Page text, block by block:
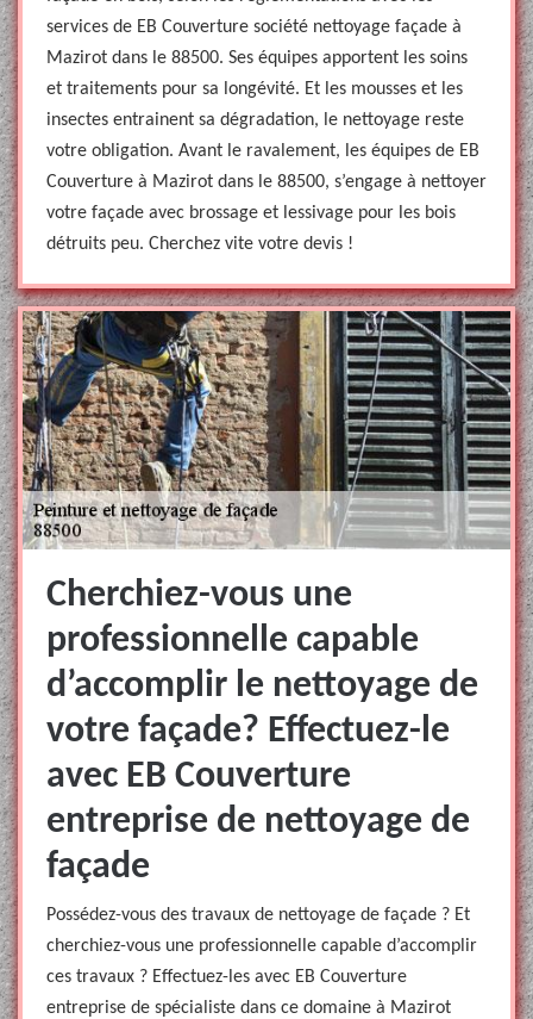
services de EB Couverture société nettoyage façade à
Mazirot dans le 88500. Ses équipes apportent les soins
et traitements pour sa longévité. Et les mousses et les
insectes entrainent sa dégradation, le nettoyage reste
votre obligation. Avant le ravalement, les équipes de EB
Couverture à Mazirot dans le 88500, s’engage à nettoyer
votre façade avec brossage et lessivage pour les bois
détruits peu. Cherchez vite votre devis !
Cherchiez-vous une
professionnelle capable
d’accomplir le nettoyage de
votre façade? Effectuez-le
avec EB Couverture
entreprise de nettoyage de
façade
Possédez-vous des travaux de nettoyage de façade ? Et
cherchiez-vous une professionnelle capable d’accomplir
ces travaux ? Effectuez-les avec EB Couverture
entreprise de spécialiste dans ce domaine à Mazirot